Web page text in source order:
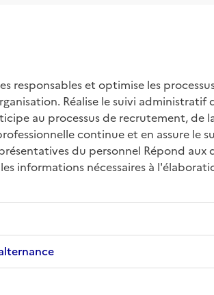
responsables et optimise les
Réalise le suivi
au processus de recrutement,
continue et en assure le
du personnel Répond
informations nécessaires à